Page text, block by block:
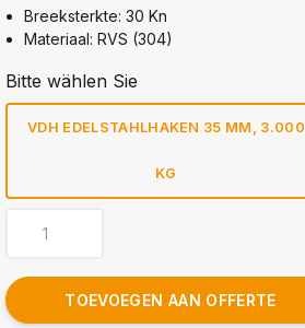
Breeksterkte: 30 Kn
Materiaal: RVS (304)
Bitte wählen Sie
VDH EDELSTAHLHAKEN 35 MM, 3.000
KG
TOEVOEGEN AAN OFFERTE